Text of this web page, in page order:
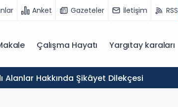
Anket Gazeteler İletişim RSS
Çalışma Hayatı Yargıtay karaları
Alanlar Hakkında Şikâyet Dilekçesi